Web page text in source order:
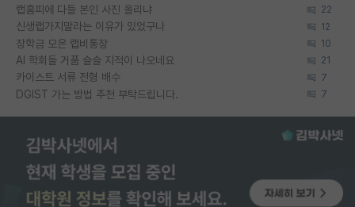
랩홈피에 다들 본인 사진 올리냐 22
신생랩가지말라는 이유가 있었구나 12
장학금 모은 랩비통장 10
AI 학회들 거품 슬슬 지적이 나오네요 21
카이스트 서류 전형 배수 7
DGIST 가는 방법 추천 부탁드립니다. 7